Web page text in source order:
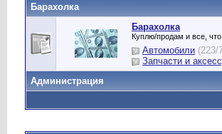
Барахолка
Барахолка
Куплю/продам и все,
Автомобили (223/
Запчасти и
Администрация